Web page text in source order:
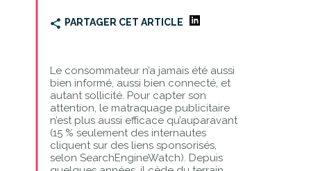
PARTAGER CET ARTICLE
Le consommateur n’a jamais été aussi
bien informé, aussi bien connecté, et
autant sollicité. Pour capter son
attention, le matraquage publicitaire
n’est plus aussi efficace qu’auparavant
(15 % seulement des internautes
cliquent sur des liens sponsorisés,
selon SearchEngineWatch). Depuis